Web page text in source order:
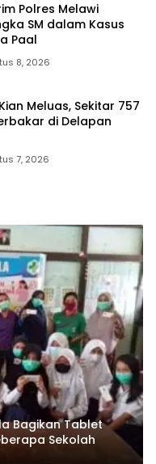
Polres Melawi
SM dalam Kasus
Paal
8, 2026
Meluas, Sekitar 757
di Delapan
7, 2026
Bagikan Tablet
Sekolah